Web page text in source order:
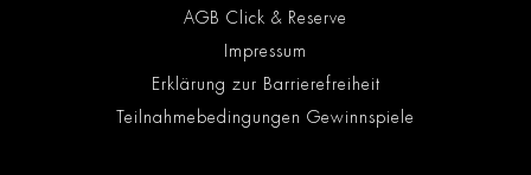
AGB Click & Reserve
Impressum
Erklärung zur Barrierefreiheit
Teilnahmebedingungen Gewinnspiele